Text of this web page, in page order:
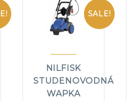
SALE!
NILFISK
STUDENOVODNÁ
WAPKA